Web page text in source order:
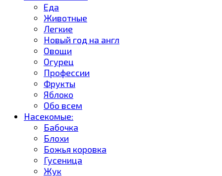
Еда
Животные
Легкие
Новый год на англ
Овощи
Огурец
Профессии
Фрукты
Яблоко
Обо всем
Насекомые:
Бабочка
Блохи
Божья коровка
Гусеница
Жук